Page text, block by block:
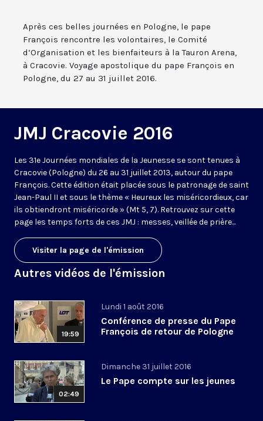
Après ces belles journées en Pologne, le pape
François rencontre les volontaires, le Comité
d’Organisation et les bienfaiteurs à la Tauron Arena,
à Cracovie. Voyage apostolique du pape François en
Pologne, du 27 au 31 juillet 2016.
JMJ Cracovie 2016
Les 31e Journées mondiales de la Jeunesse se sont tenues à
Cracovie (Pologne) du 26 au 31 juillet 2013, autour du pape
François. Cette édition était placée sous le patronage de saint
Jean-Paul II et sous le thème « Heureux les miséricordieux, car
ils obtiendront miséricorde » (Mt 5, 7). Retrouvez sur cette
page les temps forts de ces JMJ : messes, veillée de prière...
Visiter la page de l'émission
Autres vidéos de l'émission
19:59
Lundi 1 août 2016
Conférence de presse du Pape
François de retour de Pologne
02:49
Dimanche 31 juillet 2016
Le Pape compte sur les jeunes